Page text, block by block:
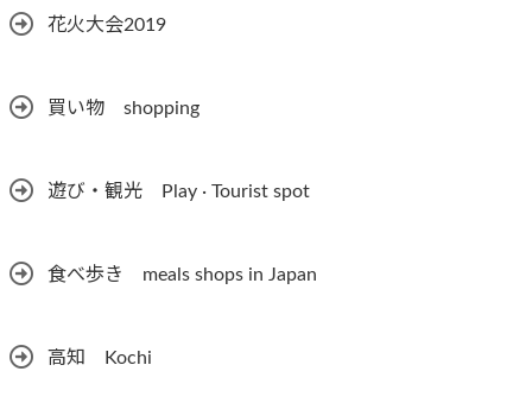
花火大会2019
買い物 shopping
遊び・観光 Play · Tourist spot
食べ歩き meals shops in Japan
高知 Kochi